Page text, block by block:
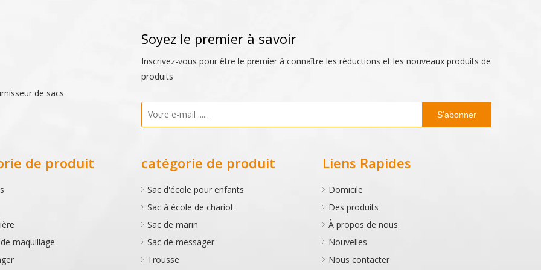
de sacs
Soyez le premier à savoir
Inscrivez-vous pour être le premier à connaître les réductions et les nouveaux produits de
produits
S’abonner
de produit
maquillage
catégorie de produit
Sac d'école pour enfants
Sac à école de chariot
Sac de marin
Sac de messager
Trousse
Liens Rapides
Domicile
Des produits
À propos de nous
Nouvelles
Nous contacter